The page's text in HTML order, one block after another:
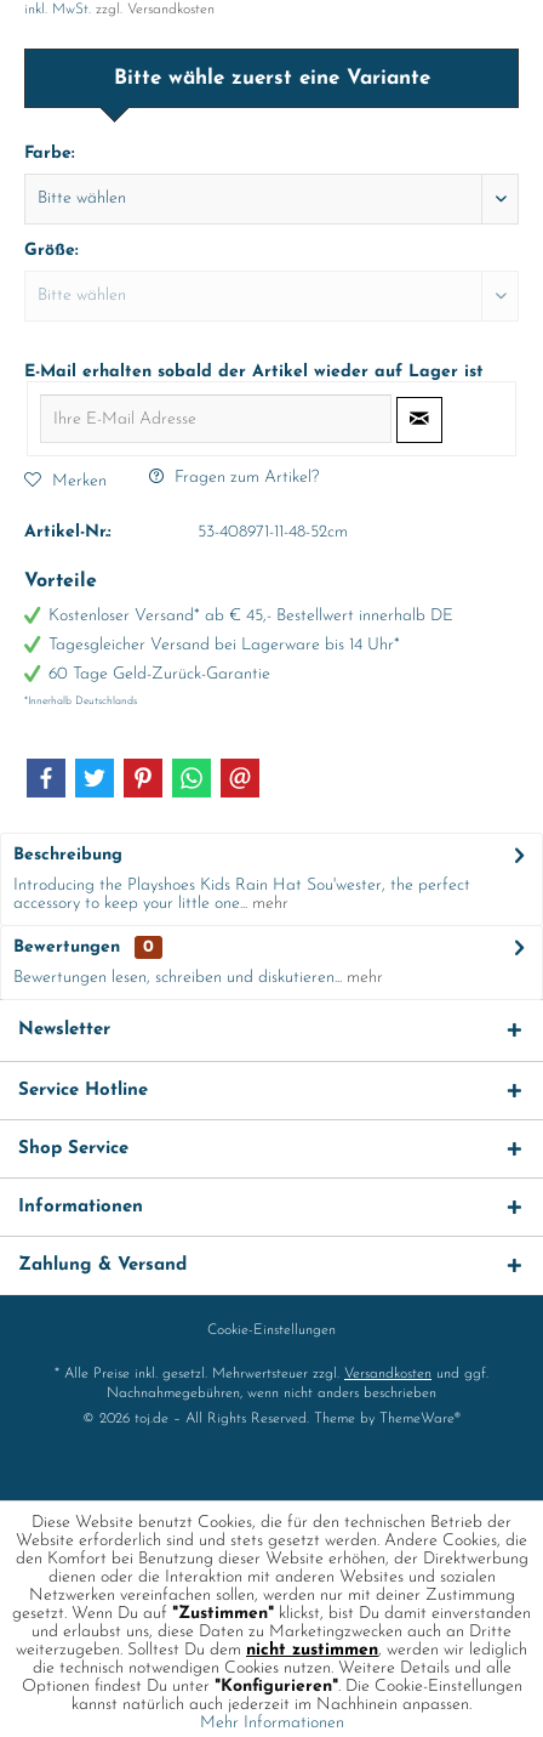
inkl. MwSt. zzgl. Versandkosten
Bitte wähle zuerst eine Variante
Farbe:
Größe:
E-Mail erhalten sobald der Artikel wieder auf Lager ist
Merken Fragen zum Artikel?
Artikel-Nr.: 53-408971-11-48-52cm
Vorteile
Kostenloser Versand* ab € 45,- Bestellwert innerhalb DE
Tagesgleicher Versand bei Lagerware bis 14 Uhr*
60 Tage Geld-Zurück-Garantie
*Innerhalb Deutschlands
Beschreibung
Introducing the Playshoes Kids Rain Hat Sou'wester, the perfect
accessory to keep your little one... mehr
Bewertungen
0
Bewertungen lesen, schreiben und diskutieren... mehr
Newsletter
Service Hotline
Shop Service
Informationen
Zahlung & Versand
Cookie-Einstellungen
* Alle Preise inkl. gesetzl. Mehrwertsteuer zzgl. Versandkosten und ggf.
Nachnahmegebühren, wenn nicht anders beschrieben
© 2026 toj.de – All Rights Reserved. Theme by
ThemeWare®
Diese Website benutzt Cookies, die für den technischen Betrieb der
Website erforderlich sind und stets gesetzt werden. Andere Cookies, die
den Komfort bei Benutzung dieser Website erhöhen, der Direktwerbung
dienen oder die Interaktion mit anderen Websites und sozialen
Netzwerken vereinfachen sollen, werden nur mit deiner Zustimmung
gesetzt. Wenn Du auf "Zustimmen" klickst, bist Du damit einverstanden
und erlaubst uns, diese Daten zu Marketingzwecken auch an Dritte
weiterzugeben. Solltest Du dem nicht zustimmen, werden wir lediglich
die technisch notwendigen Cookies nutzen. Weitere Details und alle
Optionen findest Du unter "Konfigurieren". Die Cookie-Einstellungen
kannst natürlich auch jederzeit im Nachhinein anpassen.
Mehr Informationen